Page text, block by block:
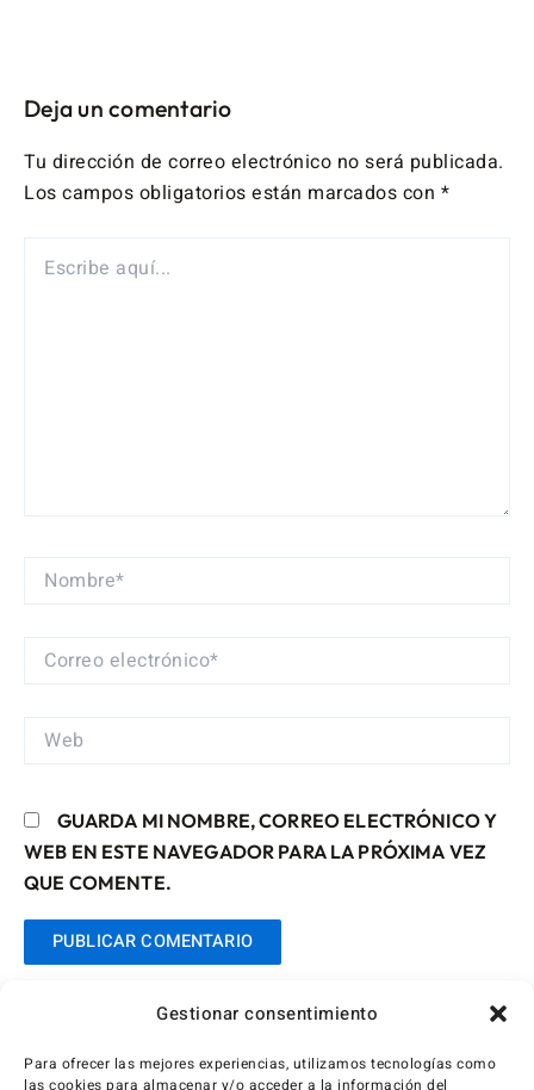
Gestionar consentimiento
Para ofrecer las mejores experiencias, utilizamos tecnologías como
las cookies para almacenar y/o acceder a la información del
Deja un comentario
Tu dirección de correo electrónico no será publicada.
Los campos obligatorios están marcados con *
AQUÍ...
NOMBRE*
CORREO
WEB
GUARDA MI NOMBRE, CORREO ELECTRÓNICO Y
WEB EN ESTE NAVEGADOR PARA LA PRÓXIMA VEZ
QUE COMENTE.